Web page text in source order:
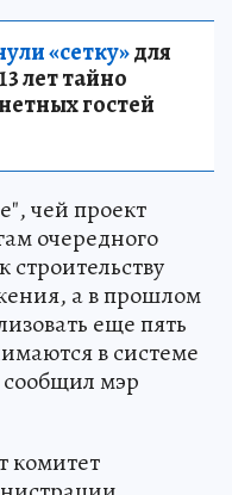
«сетку»для
лет тайно
гостей
чей проект
очередного
а в прошлом
еще пять
в системе
мэр
комитет